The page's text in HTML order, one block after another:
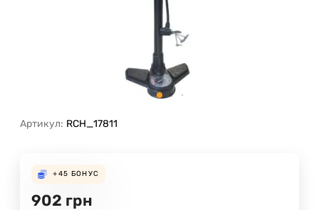
Артикул: RCH_17811
+45 БОНУС
902 грн